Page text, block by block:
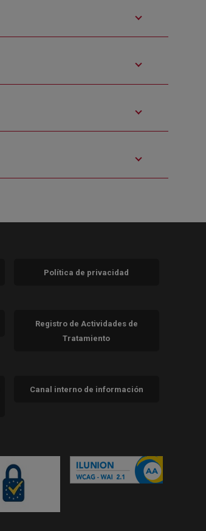
Política de privacidad
Registro de Actividades de
Tratamiento
Canal interno de información